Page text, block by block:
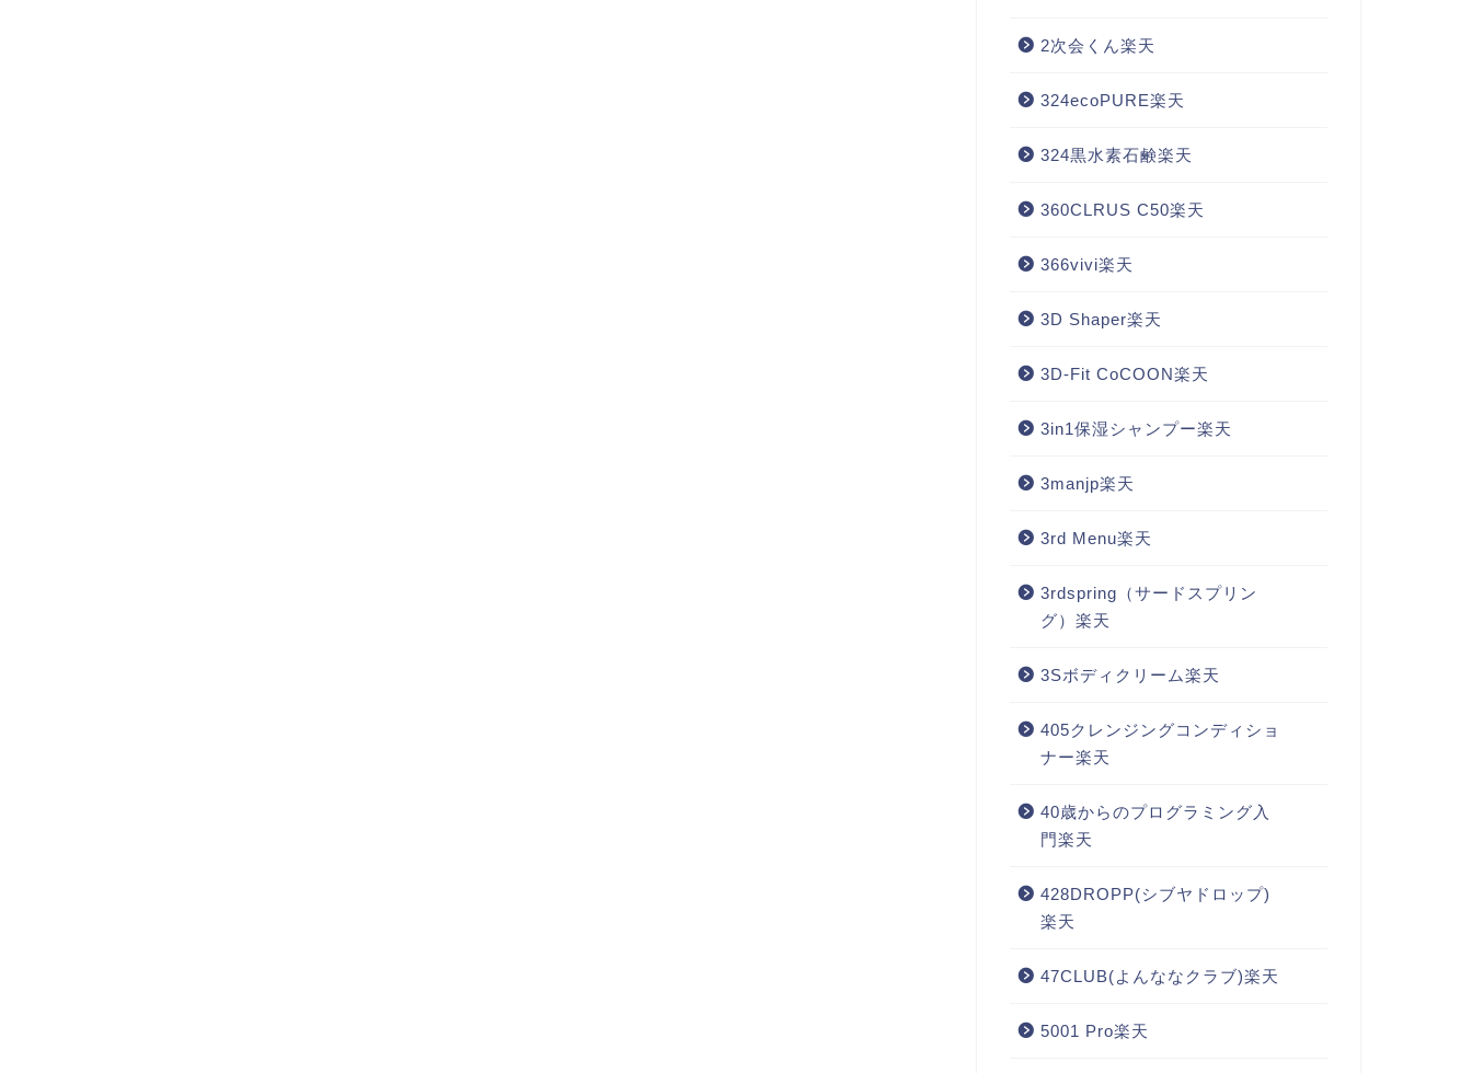
2次会くん楽天
324ecoPURE楽天
324黒水素石鹸楽天
360CLRUS C50楽天
366vivi楽天
3D Shaper楽天
3D-Fit CoCOON楽天
3in1保湿シャンプー楽天
3manjp楽天
3rd Menu楽天
3rdspring（サードスプリン
グ）楽天
3Sボディクリーム楽天
405クレンジングコンディショ
ナー楽天
40歳からのプログラミング入
門楽天
428DROPP(シブヤドロップ)
楽天
47CLUB(よんななクラブ)楽天
5001 Pro楽天